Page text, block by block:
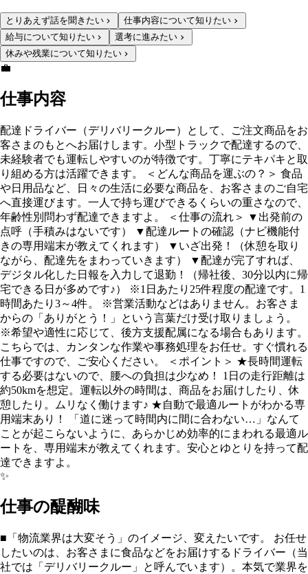
とりあえず話を聞きたい
仕事内容について知りたい
給与について知りたい
選考に進みたい
休みや残業について知りたい
💼
仕事内容
配達ドライバー（デリバリークルー）として、ご注文商品をお
客さまのもとへお届けします。小型トラックで配達するので、
未経験者でも運転しやすいのが特徴です。丁寧にテキパキと取
り組める方は活躍できます。 ＜どんな商品を運ぶの？＞ 食品
や日用品など、日々の生活に必要な商品を、お客さまのご自宅
へ直接運びます。一人で持ち運びできるくらいの重さなので、
年齢性別問わず配達できますよ。 ＜仕事の流れ＞ ▼出発前の
点呼（手積みはないです） ▼配達ルートの確認（ナビ機能付
きの専用端末が教えてくれます） ▼いざ出発！（休憩を取り
ながら、配達先をまわっていきます） ▼配達が完了すれば、
デジタル化した日報を入力して退勤！（帰社後、30分以内に帰
宅できる日が多めです♪） ※1日あたり25件程度の配達です。1
時間あたり3～4件。 ※営業活動などはありません。お客さま
からの「ありがとう！」という言葉だけ受け取りましょう。
※希望や適性に応じて、後方支援配属になる場合もあります。
こちらでは、カンタンな作業や事務処理をお任せ。すぐ慣れる
仕事ですので、ご安心ください。 ＜ポイント＞ ★長時間運転
する必要はないので、腰への負担は少なめ！ 1日の走行距離は
約50kmを想定。運転以外の時間は、商品をお届けしたり、休
憩したり。ムリなく働けます♪ ★自動で最適ルートがわかる専
用端末あり！ 「道に迷って時間内に間に合わない…」なんて
ことが起こらないように、あらかじめ効率的にまわれる最適ル
ートを、専用端末が教えてくれます。安心とゆとりを持って配
達できますよ。
✨
仕事の醍醐味
■「物流業界は大変そう」のイメージ、変えたいです。 お任せ
したいのは、お客さまに食品などをお届けするドライバー（当
社では「デリバリークルー」と呼んでいます）。本気で業界を